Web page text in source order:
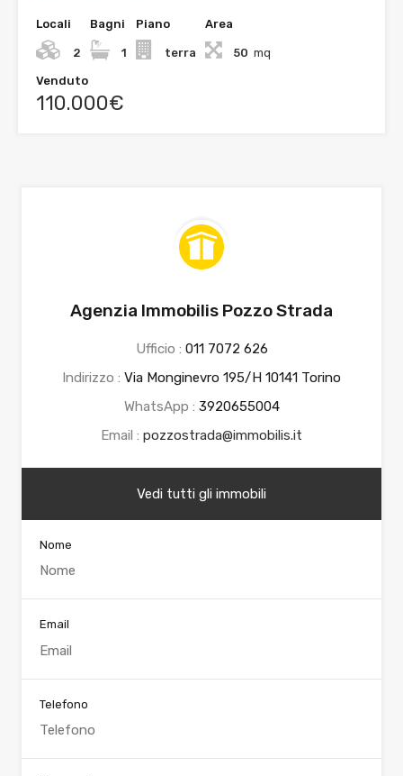
Locali
2
Bagni
1
Piano
terra
Area
50 mq
Venduto
110.000€
Agenzia Immobilis Pozzo Strada
Ufficio : 011 7072 626
Indirizzo : Via Monginevro 195/H 10141 Torino
WhatsApp : 3920655004
Email : pozzostrada@immobilis.it
Vedi tutti gli immobili
Nome
Email
Telefono